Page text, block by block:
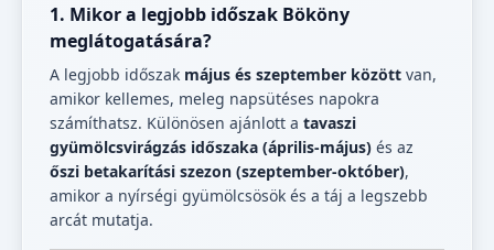
1. Mikor a legjobb időszak Bököny
meglátogatására?
A legjobb időszak május és szeptember között van,
amikor kellemes, meleg napsütéses napokra
számíthatsz. Különösen ajánlott a tavaszi
gyümölcsvirágzás időszaka (április-május) és az
őszi betakarítási szezon (szeptember-október),
amikor a nyírségi gyümölcsösök és a táj a legszebb
arcát mutatja.